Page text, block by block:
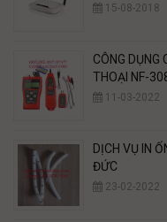
15-08-2018
CÔNG
THOẠI NF-
11-03-2022
DỊCH VỤ IN
ĐỨC
23-02-2022